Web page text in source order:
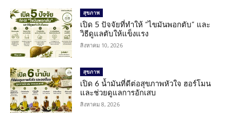
สุขภาพ
เปิด 5 ปัจจัยที่ทำให้ “ไขมันพอกตับ” และ
วิธีดูแลตับให้แข็งแรง
สิงหาคม 10, 2026
สุขภาพ
เปิด 6 น้ำมันที่ดีต่อสุขภาพหัวใจ ฮอร์โมน
และช่วยดูแลการอักเสบ
สิงหาคม 8, 2026